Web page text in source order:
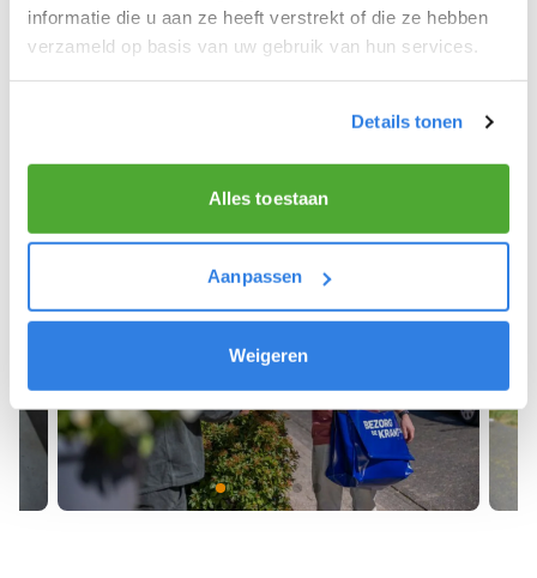
informatie die u aan ze heeft verstrekt of die ze hebben
verzameld op basis van uw gebruik van hun services.
Details tonen
Alles toestaan
Aanpassen
Weigeren
Meld je aan als krantenbezorger!